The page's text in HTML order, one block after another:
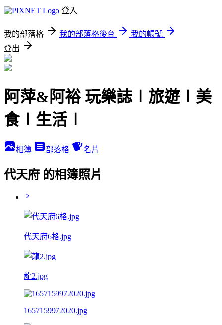
登入
我的部落格 我的部落格後台
我的帳號
登出
阿萍&阿裕 玩樂誌∣旅遊∣美
食∣生活∣
相簿 部落格 名片
代天府 的相簿照片
代天府6格.jpg
龍2.jpg
1657159972020.jpg